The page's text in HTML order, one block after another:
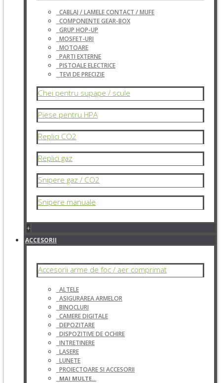
CABLAJ / LAMELE CONTACT / MUFE
COMPONENTE GEAR-BOX
GRUP HOP-UP
MOSFET-URI
MOTOARE
PARTI EXTERNE
PISTOALE ELECTRICE
TEVI DE PRECIZIE
Chei pentru supape / scule
Piese pentru HPA
Replici CO2
Replici gaz
Snipere gaz / CO2
Snipere manuale
+
ACCESORII
Accesorii arme de foc / aer comprimat
ALTELE
ASIGURAREA ARMELOR
BINOCLURI
CAMERE DIGITALE
DEPOZITARE
DISPOZITIVE DE OCHIRE
INTRETINERE
LASERE
LUNETE
PROIECTOARE SI ACCESORII
MAI MULTE...